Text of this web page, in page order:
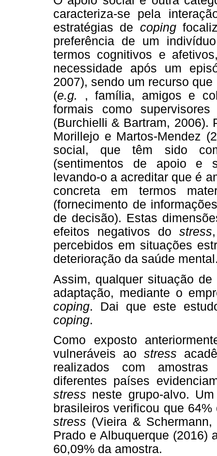
caracteriza-se pela
estratégias de coping
preferência de um
termos cognitivos e
necessidade após um
2007), sendo um recurso
(e.g.
, família, amigos e
formais como
(Burchielli & Bartram, 2006).
Morillejo e Martos-Mendez
social, que têm sido
(sentimentos de apoio e
levando-o a acreditar que é
concreta em termos
(fornecimento de
de decisão). Estas
efeitos negativos do stress
percebidos em situações
deterioração da saúde
Assim, qualquer situação de
adaptação, mediante o
coping. Dai que este
coping.
Como exposto
vulneráveis aostress
realizados com
diferentes países
stress neste grupo-alvo.
brasileiros verificou que
stress (Vieira &
Prado e Albuquerque
60,09% da amostra.